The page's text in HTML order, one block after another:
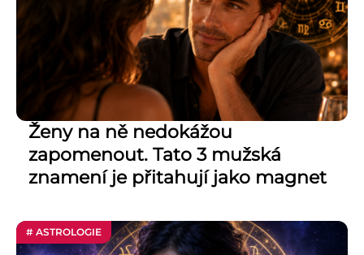
Ženy na ně nedokážou
zapomenout. Tato 3 mužská
znamení je přitahují jako magnet
# ASTROLOGIE